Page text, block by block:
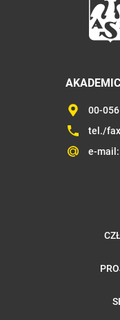
00-
tel./
e-mail: